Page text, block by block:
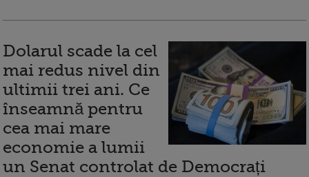
Dolarul scade la cel
mai redus nivel din
ultimii trei ani. Ce
înseamnă pentru
cea mai mare
economie a lumii
un Senat controlat de Democrați